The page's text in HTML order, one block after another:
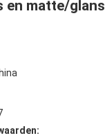
en matte/glans